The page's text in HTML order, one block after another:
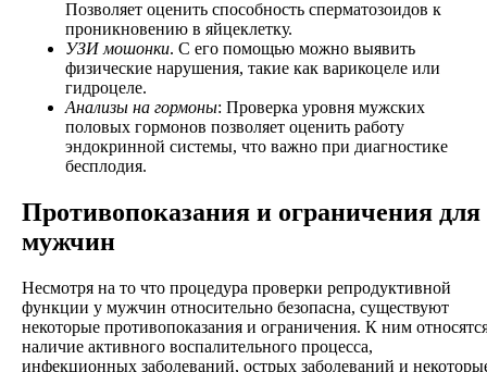
Позволяет оценить способность сперматозоидов к
проникновению в яйцеклетку.
УЗИ мошонки. С его помощью можно выявить
физические нарушения, такие как варикоцеле или
гидроцеле.
Анализы на гормоны: Проверка уровня мужских
половых гормонов позволяет оценить работу
эндокринной системы, что важно при диагностике
бесплодия.
Противопоказания и ограничения для
мужчин
Несмотря на то что процедура проверки репродуктивной
функции у мужчин относительно безопасна, существуют
некоторые противопоказания и ограничения. К ним
наличие активного воспалительного процесса,
инфекционных заболеваний, острых заболеваний и